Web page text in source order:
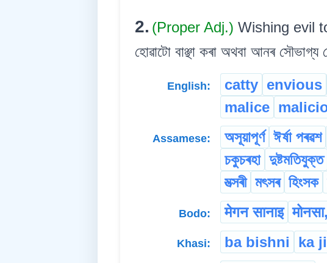
2. (Proper Adj.) Wishing evil
হোৱাটো বাঞ্ছা কৰা অথবা আনৰ সৌভাগ্য
English: catty envious
malice
Assamese: অসূয়াপূৰ্ণ ঈৰ্ষা পৰৱশ
চকুচৰহা দুষ্টমতিযুক্ত
মত্সৰী মৎসৰ হিংসক
Bodo: मेगन सानाइ
Khasi: ba bishni ka